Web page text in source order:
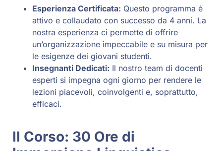
Esperienza Certificata: Questo programma è
attivo e collaudato con successo da 4 anni. La
nostra esperienza ci permette di offrire
un’organizzazione impeccabile e su misura per
le esigenze dei giovani studenti.
Insegnanti Dedicati: Il nostro team di docenti
esperti si impegna ogni giorno per rendere le
lezioni piacevoli, coinvolgenti e, soprattutto,
efficaci.
Il Corso: 30 Ore di